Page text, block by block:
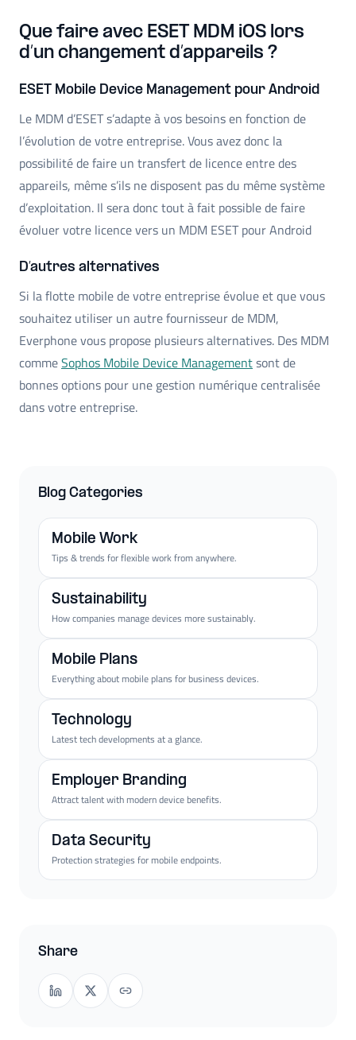
Que faire avec ESET MDM iOS lors
d’un changement d’appareils ?
ESET Mobile Device Management pour Android
Le MDM d’ESET s’adapte à vos besoins en fonction de
l’évolution de votre entreprise. Vous avez donc la
possibilité de faire un transfert de licence entre des
appareils, même s’ils ne disposent pas du même système
d’exploitation. Il sera donc tout à fait possible de faire
évoluer votre licence vers un MDM ESET pour Android
D’autres alternatives
Si la flotte mobile de votre entreprise évolue et que vous
souhaitez utiliser un autre fournisseur de MDM,
Everphone vous propose plusieurs alternatives. Des MDM
commeSophos Mobile Device Managementsont de
bonnes options pour une gestion numérique centralisée
dans votre entreprise.
Blog Categories
Mobile Work
Tips & trends for flexible work from anywhere.
Sustainability
How companies manage devices more sustainably.
Mobile Plans
Everything about mobile plans for business devices.
Technology
Latest tech developments at a glance.
Employer Branding
Attract talent with modern device benefits.
Data Security
Protection strategies for mobile endpoints.
Share